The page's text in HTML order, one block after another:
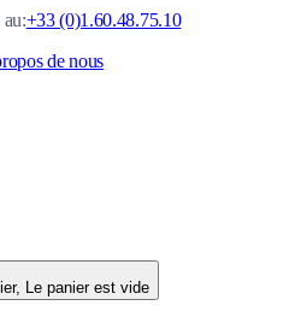
+33 (0)1.60.48.75.10
de nous
Basculer le mini-panier, Le panier est vide